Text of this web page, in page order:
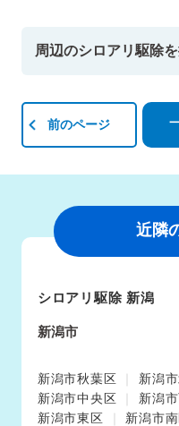
周辺のシロアリ駆除
前のページ
近隣
シロアリ駆除 新潟
新潟市
新潟市秋葉区 新潟
新潟市中央区
新潟
新潟市東区
新潟市